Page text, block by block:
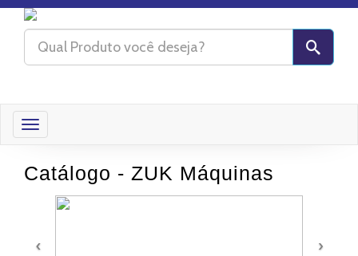
Toggle
Catálogo - ZUK Máquinas
‹ ›